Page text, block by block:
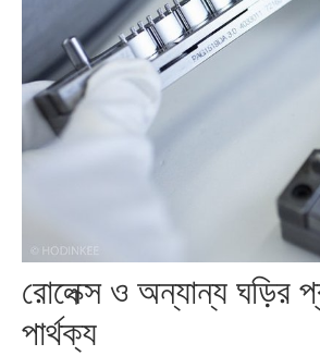
রোলেক্স ও অন্যান্য ঘড়ির
পার্থক্য